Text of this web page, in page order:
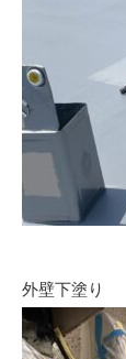
外壁下塗り